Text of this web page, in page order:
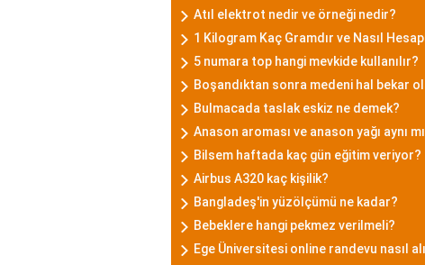
Atıl elektrot nedir ve örneği nedir?
1 Kilogram Kaç Gramdır ve Nasıl
5 numara top hangi mevkide kullanılır?
Boşandıktan sonra medeni hal bekar
Bulmacada taslak eskiz ne demek?
Anason aroması ve anason yağı aynı
Bilsem haftada kaç gün eğitim veriyor?
Airbus A320 kaç kişilik?
Bangladeş'in yüzölçümü ne kadar?
Bebeklere hangi pekmez verilmeli?
Ege Üniversitesi online randevu nasıl